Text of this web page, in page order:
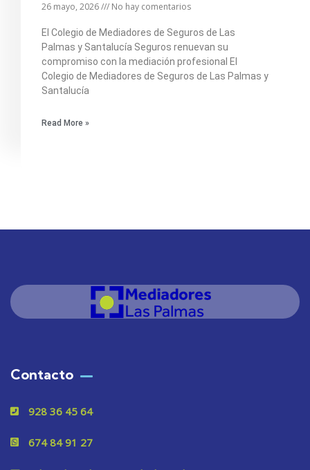
26 mayo, 2026 No hay comentarios
El Colegio de Mediadores de Seguros de Las
Palmas y Santalucía Seguros renuevan su
compromiso con la mediación profesional El
Colegio de Mediadores de Seguros de Las Palmas y
Santalucía
Read More »
Contacto
928 36 45 64
674 84 91 27